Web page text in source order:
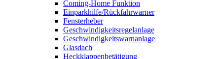
Coming-Home Funktion
Einparkhilfe/Rückfahrwarner
Fensterheber
Geschwindigkeitsregelanlage
Geschwindigkeitswarnanlage
Glasdach
Heckklappenbetätigung